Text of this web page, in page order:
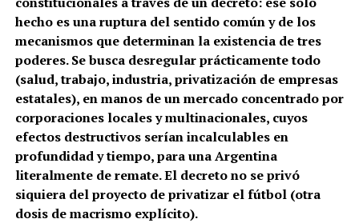
hecho es una ruptura del sentido común y de los
mecanismos que determinan la existencia de tres
poderes. Se busca desregular prácticamente todo
(salud, trabajo, industria, privatización de empresas
estatales), en manos de un mercado concentrado por
corporaciones locales y multinacionales, cuyos
efectos destructivos serían incalculables en
profundidad y tiempo, para una Argentina
literalmente de remate. El decreto no se privó
siquiera del proyecto de privatizar el fútbol (otra
dosis de macrismo explícito).